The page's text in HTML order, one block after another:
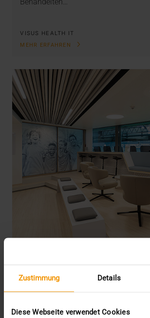
Zustimmung Details
Diese Webseite verwendet Cookies
VISUS HEALTH IT
MEHR ERFAHREN
JiveX in der Sportmedizin: Das
15.04.2021